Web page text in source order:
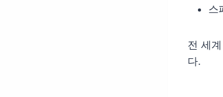
스
전 세
다.